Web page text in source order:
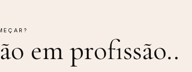
emprofissão..